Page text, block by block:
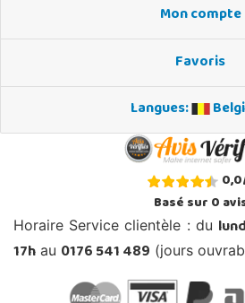
Mon compte
Favoris
Langues:
0,0
Basé sur0
Horaire Service clientèle : du
17h au 0176 541 489 (jours